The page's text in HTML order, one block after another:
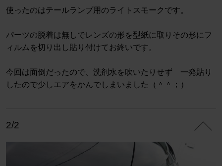
使ったのはテールランプ用のライトスモークです。
パーツの脱着は無しでレンズの形を型紙に取りその形にフ
ィルムを切り出し貼り付けてお終いです。
今回は面倒だったので、洗剤水を吹いたりせず 一発貼り
したので少しエアをかんでしまいました（＾＾；）
2/2